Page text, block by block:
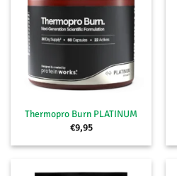
Thermopro Burn PLATINUM
€9,95